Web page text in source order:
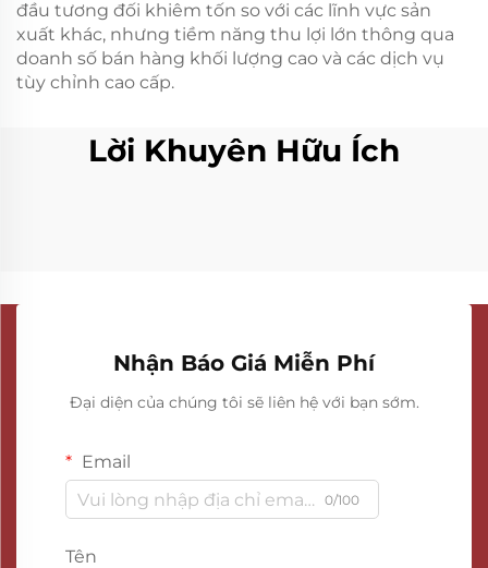
đầu tương đối khiêm tốn so với các lĩnh vực sản
xuất khác, nhưng tiềm năng thu lợi lớn thông qua
doanh số bán hàng khối lượng cao và các dịch vụ
tùy chỉnh cao cấp.
Lời Khuyên Hữu Ích
Nhận Báo Giá Miễn Phí
Đại diện của chúng tôi sẽ liên hệ với bạn sớm.
Email
0/100
Tên